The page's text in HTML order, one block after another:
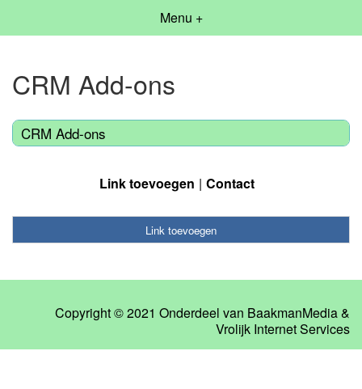
Menu +
CRM Add-ons
CRM Add-ons
Link toevoegen Contact
Link toevoegen
Copyright © 2021 Onderdeel van BaakmanMedia&
Vrolijk Internet Services